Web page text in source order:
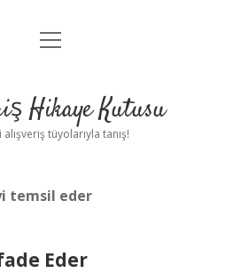
Anasayfa
Yasal Uyarı
menüyü
Hikaye Kutusu
alışveriş tüyolarıyla tanış!
temsil eder
Eder